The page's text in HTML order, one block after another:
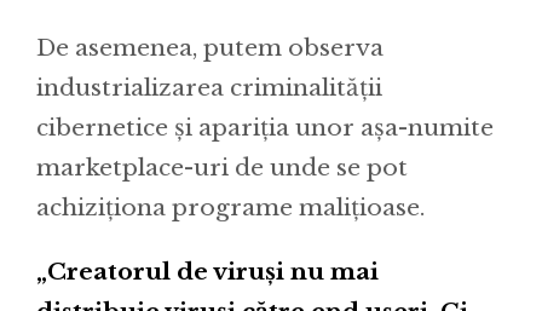
De asemenea, putem observa
industrializarea criminalității
cibernetice și apariția unor așa-numite
marketplace-uri de unde se pot
achiziționa programe malițioase.
„Creatorul de viruși nu mai